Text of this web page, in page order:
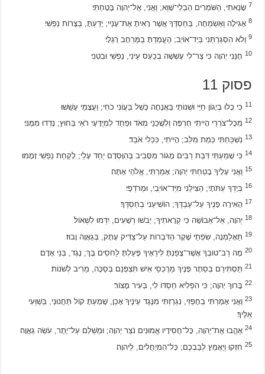
7 שָׂנֵאתִי, הַשֹּׁמְרִים הַבְלֵי־שָׁוְא; וַאֲנִי, אֶל־יְהוָה בָּטָחְתִּי׃
8 אָגִילָה וְאֶשְׂמְחָה, בְּחַסְדֶּךָ אֲשֶׁר רָאִיתָ אֶת־עָנְיִי; יָדַעְתָּ, בְּצָרוֹת נַפְשִׁי׃
9 וְלֹא הִסְגַּרְתַּנִי בְּיַד־אוֹיֵב; הֶעֱמַדְתָּ בַמֶּרְחָב רַגְלָי׃
10 חָנֵּנִי יְהוָה כִּי צַר־לִי עָשְׁשָׁה בְכַעַס עֵינִי, נַפְשִׁי וּבִטְנִי׃
פסוק 11
11 כִּי כָלוּ בְיָגוֹן חַיַּי וּשְׁנוֹתַי בַּאֲנָחָה כָּשַׁל בַּעֲוֹנִי כֹחִי; וַעֲצָמַי עָשֵׁשׁוּ׃
12 מִכָּל־צֹרְרַי הָיִיתִי חֶרְפָּה וְלִשֲׁכֵנַי מְאֹד וּפַחַד לִמְיֻדָּעָי רֹאַי בַּחוּץ; נָדְדוּ מִמֶּנִּי׃
13 נִשְׁכַּחְתִּי כְּמֵת מִלֵּב; הָיִיתִי, כִּכְלִי אֹבֵד׃
14 כִּי שָׁמַעְתִּי דִּבַּת רַבִּים מָגוֹר מִסָּבִיב בְּהִוָּסְדָם יַחַד עָלַי; לָקַחַת נַפְשִׁי זָמָמוּ׃
15 וַאֲנִי עָלֶיךָ בָטַחְתִּי יְהוָה; אָמַרְתִּי, אֱלֹהַי אָתָּה׃
16 בְּיָדְךָ עִתֹּתָי; הַצִּילֵנִי מִיַּד־אוֹיְבַי, וּמֵרֹדְפָי׃
17 הָאִירָה פָנֶיךָ עַל־עַבְדֶּךָ; הוֹשִׁיעֵנִי בְחַסְדֶּךָ׃
18 יְהוָה, אַל־אֵבוֹשָׁה כִּי קְרָאתִיךָ; יֵבֹשׁוּ רְשָׁעִים, יִדְּמוּ לִשְׁאוֹל׃
19 תֵּאָלַמְנָה, שִׂפְתֵי שָׁקֶר הַדֹּבְרוֹת עַל־צַדִּיק עָתָק, בְּגַאֲוָה וָבוּז׃
20 מָה רַב־טוּבְךָ אֲשֶׁר־צָפַנְתָּ לִּירֵאֶיךָ פָּעַלְתָּ לַחֹסִים בָּךְ; נֶגֶד, בְּנֵי אָדָם׃
21 תַּסְתִּירֵם בְּסֵתֶר פָּנֶיךָ מֵרֻכְסֵי אִישׁ תִּצְפְּנֵם בְּסֻכָּה, מֵרִיב לְשֹׁנוֹת׃
22 בָּרוּךְ יְהוָה; כִּי הִפְלִיא חַסְדּוֹ לִי, בְּעִיר מָצוֹר׃
23 וַאֲנִי אָמַרְתִּי בְחָפְזִי, נִגְרַזְתִּי מִנֶּגֶד עֵינֶיךָ אָכֵן, שָׁמַעְתָּ קוֹל תַּחֲנוּנַי, בְּשַׁוְּעִי
אֵלֶיךָ׃
24 אֶהֱבוּ אֶת־יְהוָה, כָּל־חֲסִידָיו אֱמוּנִים נֹצֵר יְהוָה; וּמְשַׁלֵּם עַל־יֶתֶר, עֹשֵׂה גַאֲוָה׃
25 חִזְקוּ וְיַאֲמֵץ לְבַבְכֶם; כָּל־הַמְיַחֲלִים, לַיהוָה׃